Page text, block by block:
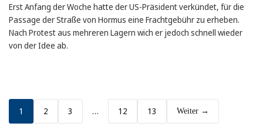
Erst Anfang der Woche hatte der US-Präsident verkündet, für die
Passage der Straße von Hormus eine Frachtgebühr zu erheben.
Nach Protest aus mehreren Lagern wich er jedoch schnell wieder
von der Idee ab.
1 2 3 … 12 13 Weiter →